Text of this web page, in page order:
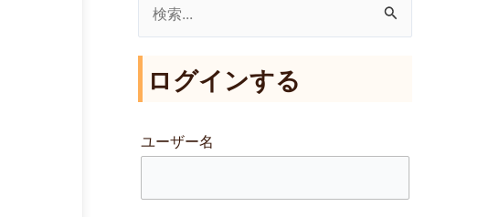
象
ログインする
ユーザー名